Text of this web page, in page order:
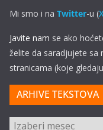
Mi smo i na Twitter-u (
Javite nam se ako
želite da saradjujete sa
stranicama (koje
ARHIVE TEKSTOVA
ARHIVE